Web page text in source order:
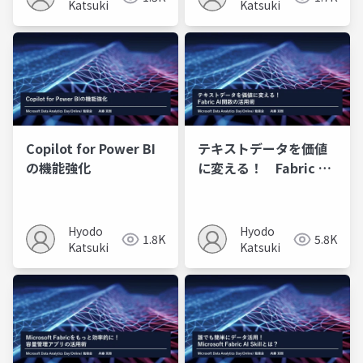
Katsuki Katsuki
Copilot for Power BI
の機能強化
Hyodo
Katsuki
1.8K
テキストデータを価値
に変える！ Fabric AI
Hyodo
Katsuki
5.8K